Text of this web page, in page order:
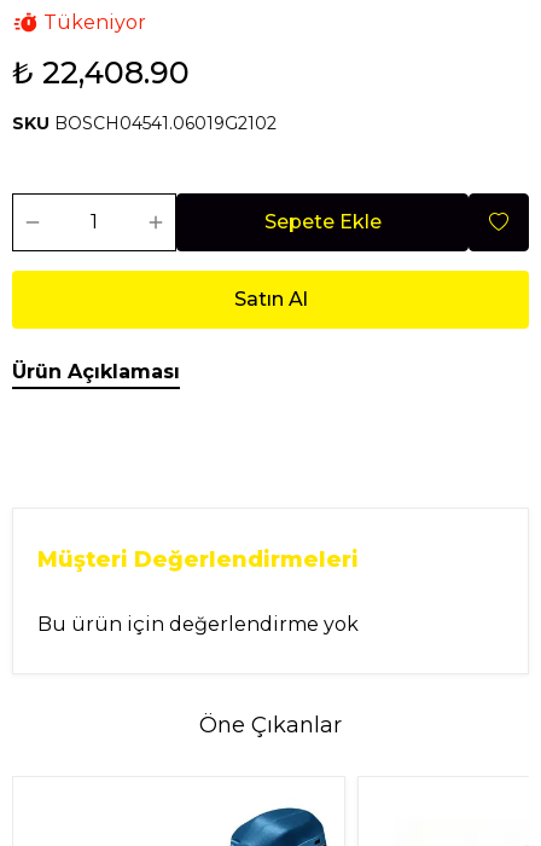
Tükeniyor
₺ 22,408.90
SKU BOSCH04541.06019G2102
Sepete Ekle
Satın Al
Ürün Açıklaması
Müşteri Değerlendirmeleri
Bu ürün için değerlendirme yok
Öne Çıkanlar